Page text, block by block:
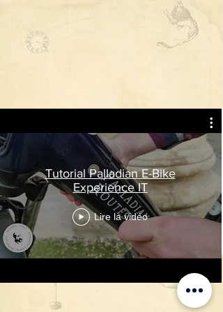
Tutorial Palladian E-Bike
Experience IT
Lire la vidéo